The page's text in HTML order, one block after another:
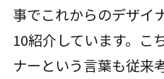
事でこれからのデザイ
10紹介しています。こ
ナーという言葉も従来